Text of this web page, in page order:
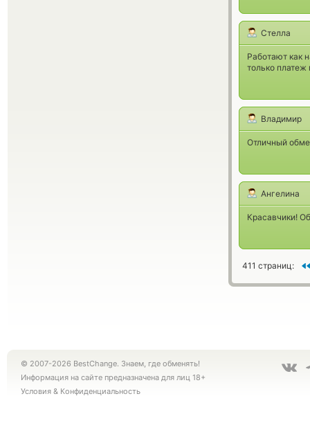
Стелла
Работают как
только платеж
Владимир
Отличный
Ангелина
Красавчики!
411 страниц:
© 2007-2026 BestChange. Знаем, где обменять!
Информация на сайте предназначена для лиц 18+
Условия & Конфиденциальность